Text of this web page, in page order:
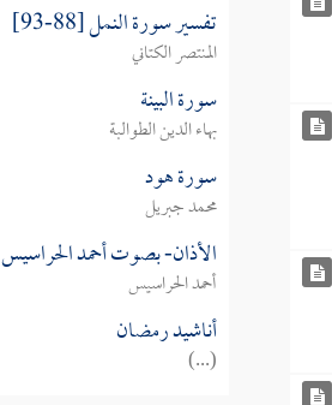
تفسير سورة النمل [88-93]
المنتصر الكتاني
سورة البينة
بهاء الدين الطوالبة
سورة هود
محمد جبريل
الأذان- بصوت أحمد الحراسيس
أحمد الحراسيس
أناشيد رمضان
(...)